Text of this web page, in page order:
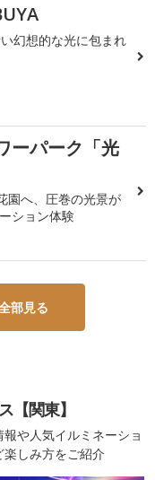
幻想的な光に包まれ
ーパーク「光
園へ、圧巻の光景が
ション体験
部見る
【関東】
や人気イルミネーショ
しみ方をご紹介